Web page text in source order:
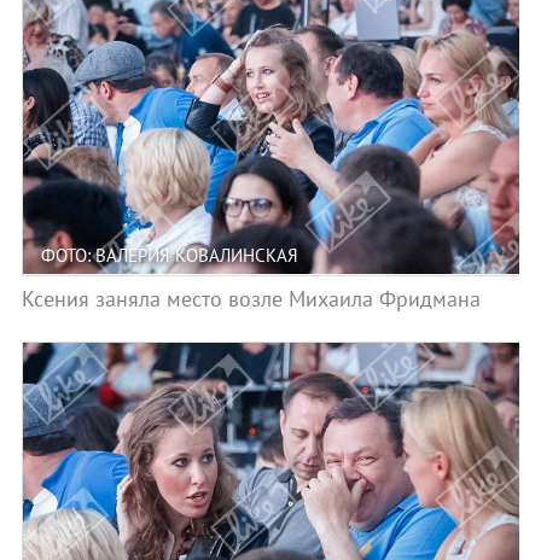
ФОТО: ВАЛЕРИЯ КОВАЛИНСКАЯ
Ксения заняла место возле Михаила Фридмана